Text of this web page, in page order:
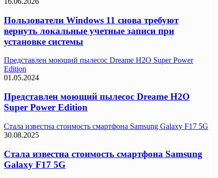
Пользователи Windows 11 снова требуют
вернуть локальные учетные записи при
установке системы
Представлен моющий пылесос Dreame H2O Super Power
Edition
01.05.2024
Представлен моющий пылесос Dreame H2O
Super Power Edition
Стала известна стоимость смартфона Samsung Galaxy F17 5G
30.08.2025
Стала известна стоимость смартфона Samsung
Galaxy F17 5G